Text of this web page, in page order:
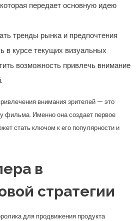
передает основную идею
тренды рынка и предпочтения
в курсе текущих визуальных
возможность привлечь внимание
внимания зрителей — это
фильма. Именно она создает первое
стать ключом к его популярности и
в
стратегии
для продвижения продукта